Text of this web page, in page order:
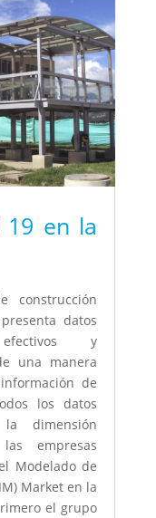
19 en la
construcción
datos
y
una manera
de
los datos
dimensión
empresas
Modelado de
Market en la
el grupo